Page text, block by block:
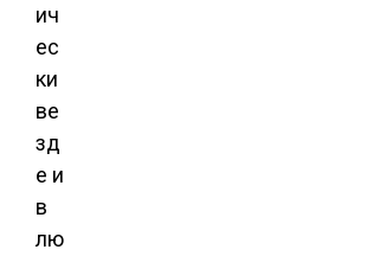
ич
ес
ки
ве
зд
е и
в
лю